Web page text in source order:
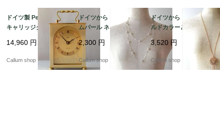
ドイツ製 Peter 真鍮の
キャリッジクロック 置
き時計 枕時計 デスクク
ロック ミッドセンチュ
リー ヴィンテージ_260
14,960 円
Callum shop
ドイツから コスチュー
ムパール ネックレス ロ
ング コスチュームジュ
エリー アクセサリー ア
ンティーク_260727 ia
0046
2,300 円
Callum shop
ドイツから ピンクゴー
ルドカラーとラインス
トーンメダルのペンダ
ント コスチュームジュ
エリー アクセサリー ア
ンティーク ia0045
3,520 円
Callum shop